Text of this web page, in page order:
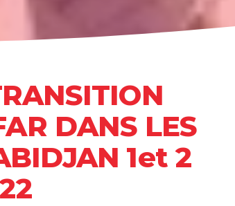
DANS LES
1et 2